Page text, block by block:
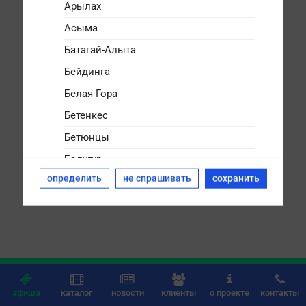

афиша

каталог

новости

клиенты

о проекте

контакты
Арылах
Асыма
Батагай-Алыта
Бейдинга
Белая Гора
Бетенкес
Бетюнцы
Болугур
Булгунняхтах
Бясь-Кюёль
Дюпся
Дябыла
определить не спрашивать сохранить